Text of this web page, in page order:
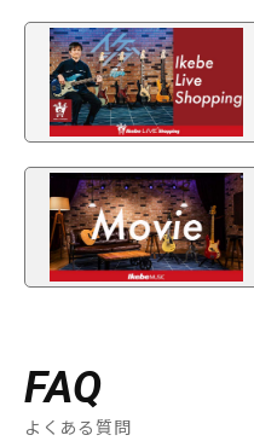
FAQ
よくある質問